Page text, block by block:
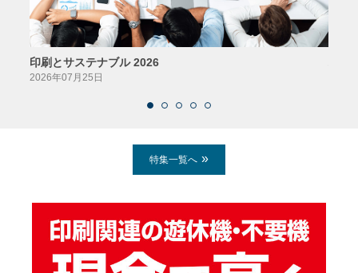
印刷とサステナブル 2026
2026年07月25日
特集一覧へ